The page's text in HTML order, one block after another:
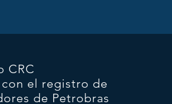
CRC
con el registro de
de Petrobras